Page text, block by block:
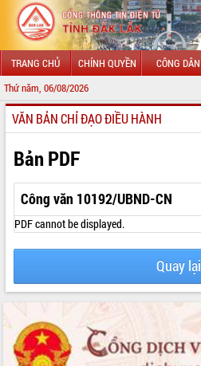
TRANG CHỦ CHÍNH QUYỀN CÔNG DÂN
Thứ năm, 06/08/2026
GIỚI THIỆU
LÃNH ĐẠO UBND TỈNH
TIN TỨC SỰ KIỆN
SỞ, BAN, NGÀNH
UBND CÁC XÃ, PHƯỜNG
THÔNG TIN CHỈ ĐẠO ĐIỀU HÀNH
VĂN BẢN HĐND TỈNH
VĂN BẢN CHỈ ĐẠO ĐIỀU HÀNH
Bản PDF
Công văn 10192/UBND-CN
PDF cannot be displayed.
Quay lại